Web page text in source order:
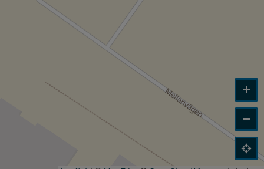
+
−